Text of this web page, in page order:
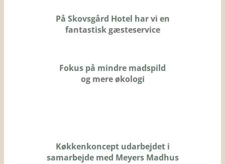
(Oversat af Google,se originalen)
På Skovsgård Hotel har vi en
fantastisk gæsteservice
Fokus på mindre madspild
og mere økologi
Køkkenkoncept udarbejdet i
samarbejde med Meyers Madhus